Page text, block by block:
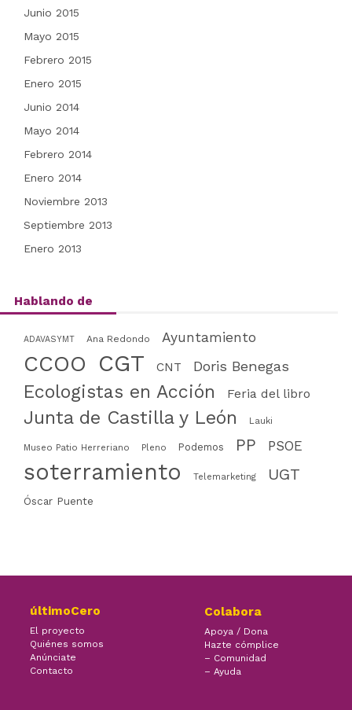
Junio 2015
Mayo 2015
Febrero 2015
Enero 2015
Junio 2014
Mayo 2014
Febrero 2014
Enero 2014
Noviembre 2013
Septiembre 2013
Enero 2013
Hablando de
ADAVASYMT Ana Redondo Ayuntamiento
CCOO CGT CNT Doris Benegas
Ecologistas en Acción Feria del libro
Junta de Castilla y León Lauki
Museo Patio Herreriano Pleno Podemos PP PSOE
soterramiento Telemarketing UGT
Óscar Puente
últimoCero
El proyecto
Quiénes somos
Anúnciate
Contacto
Colabora
Apoya / Dona
Hazte cómplice
– Comunidad
– Ayuda